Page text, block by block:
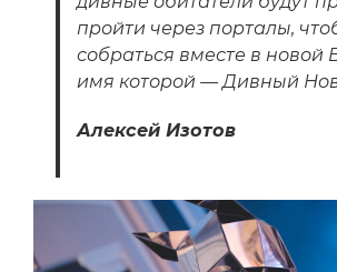
пройти через порталы,
собраться вместе в новой
имя которой — Дивный
Алексей Изотов